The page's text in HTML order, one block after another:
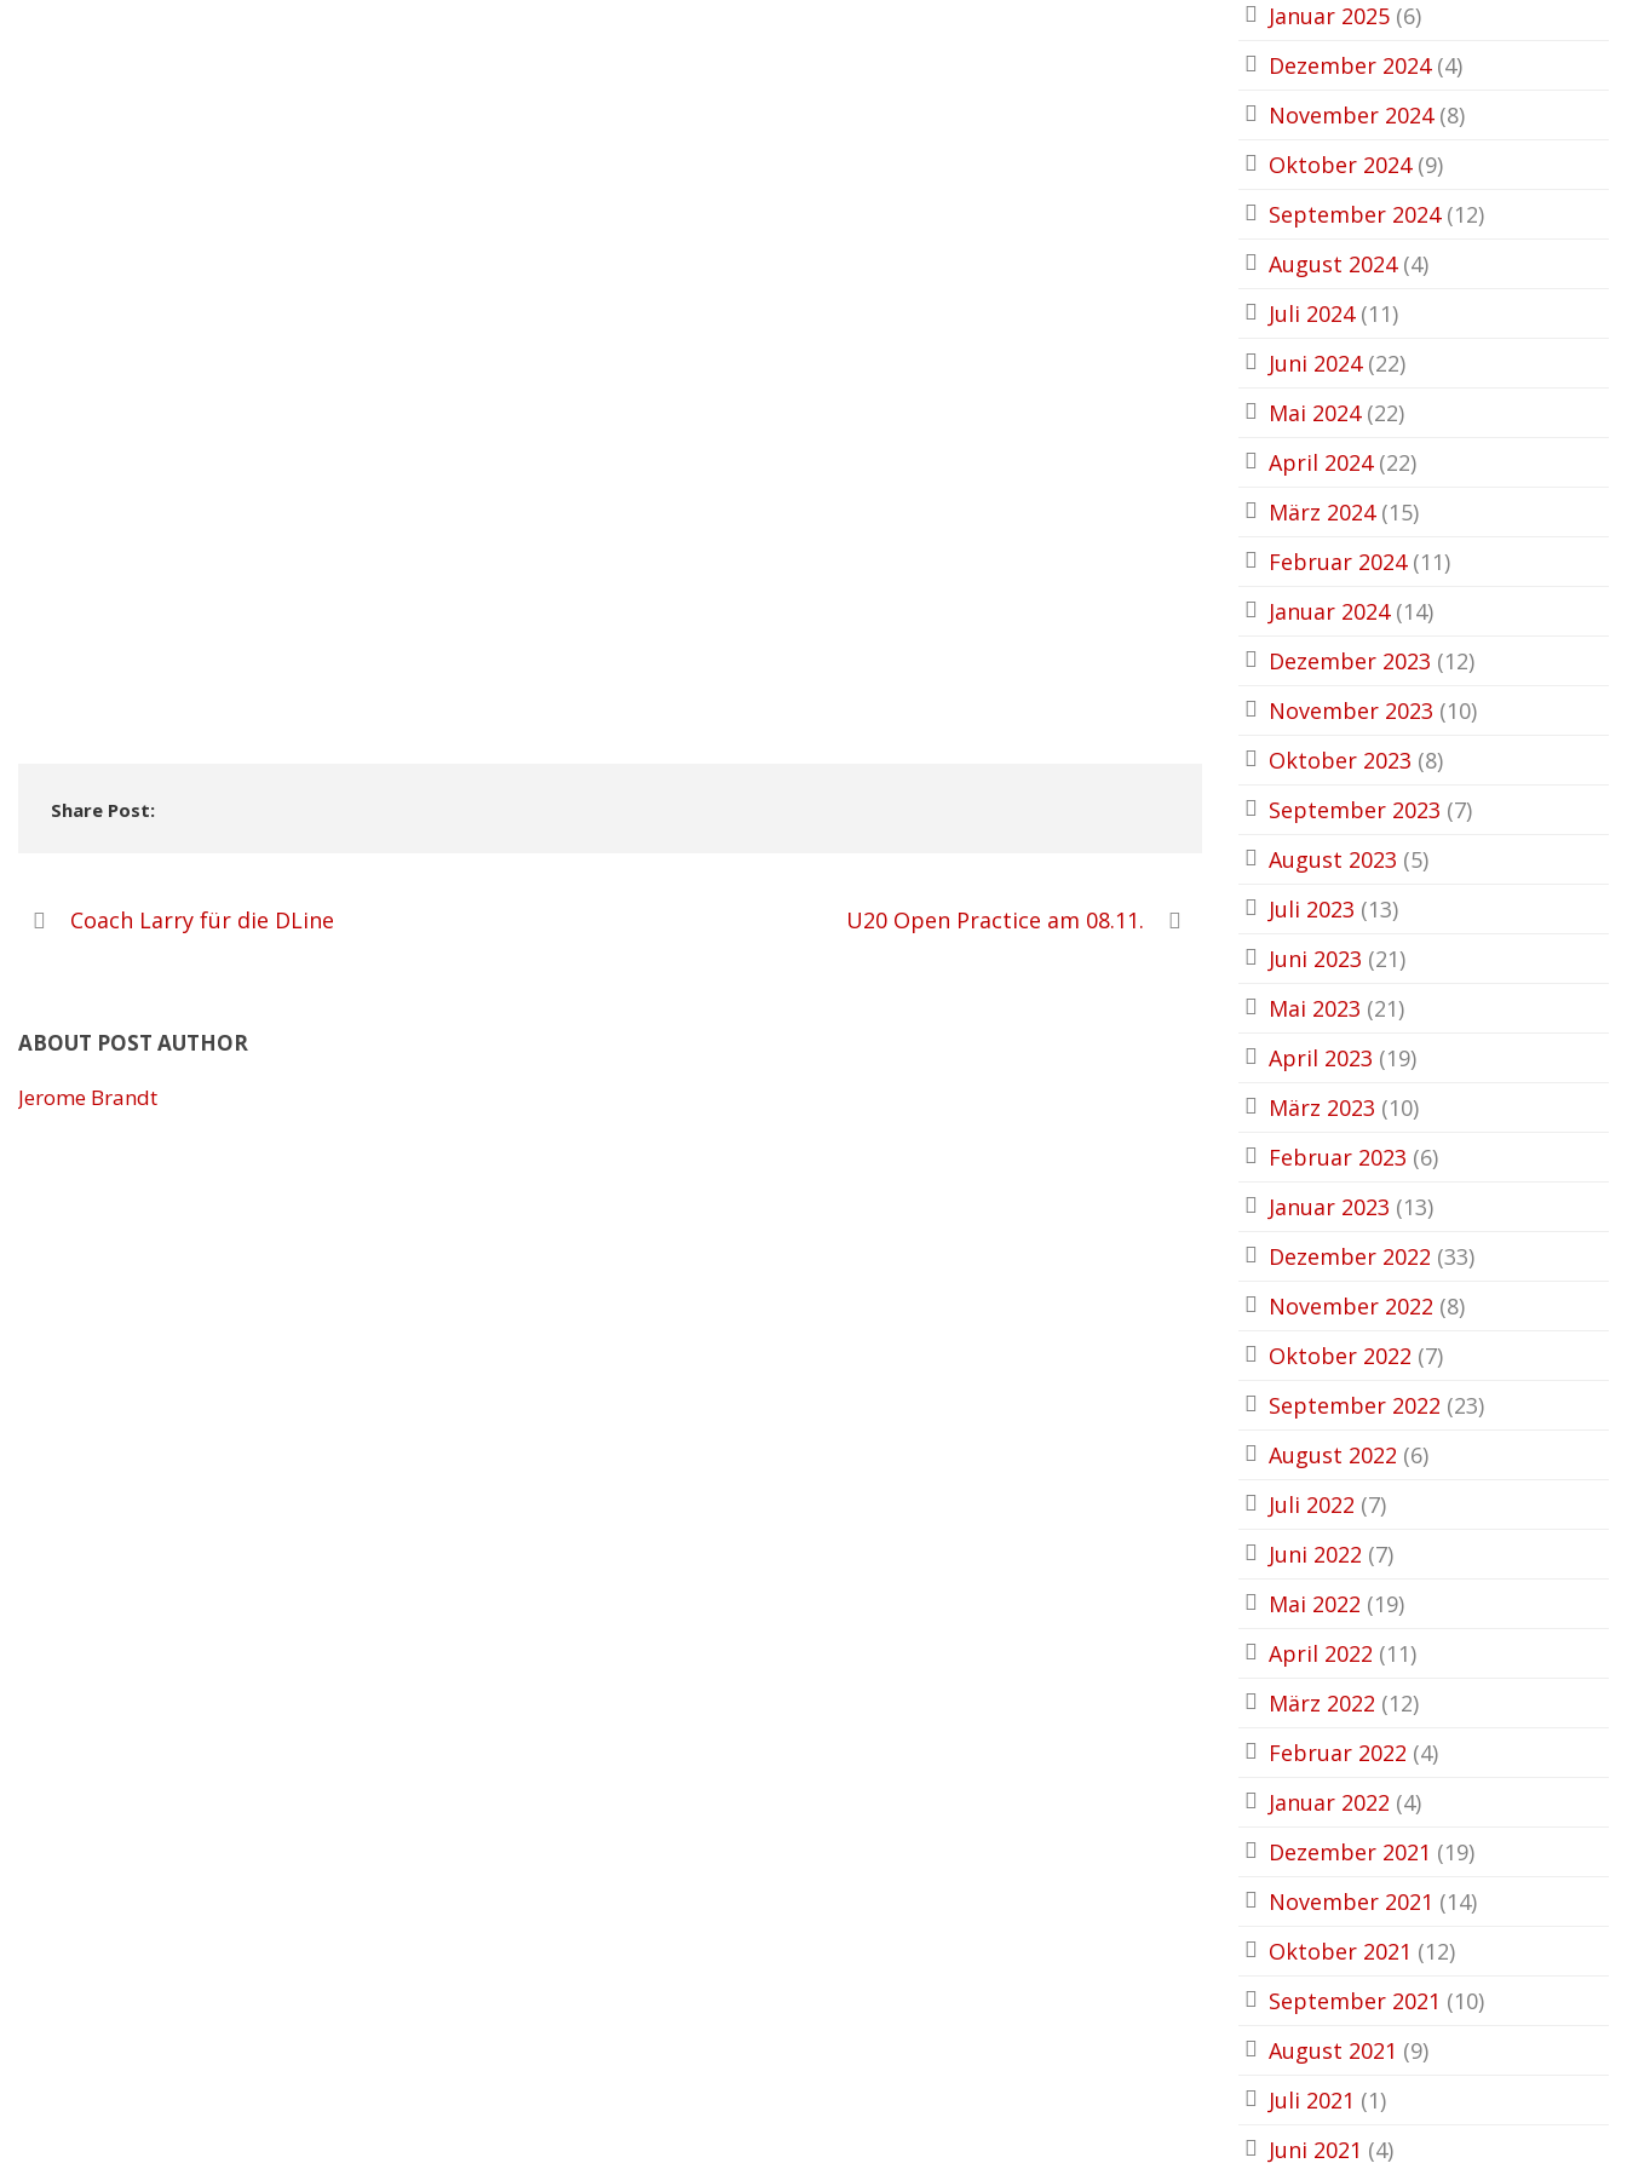
Share Post:
Coach Larry für die DLine U20 Open Practice am 08.11.
ABOUT POST AUTHOR
Jerome Brandt
Januar 2025 (6)
Dezember 2024(4)
November 2024(8)
Oktober 2024(9)
September 2024(12)
August 2024(4)
Juli 2024(11)
Juni 2024(22)
Mai 2024(22)
April 2024(22)
März 2024(15)
Februar 2024(11)
Januar 2024(14)
Dezember 2023 (12)
November 2023 (10)
Oktober 2023 (8)
September 2023 (7)
August 2023 (5)
Juli 2023 (13)
Juni 2023 (21)
Mai 2023 (21)
April 2023 (19)
März 2023 (10)
Februar 2023 (6)
Januar 2023 (13)
Dezember 2022 (33)
November 2022 (8)
Oktober 2022 (7)
September 2022 (23)
August 2022 (6)
Juli 2022 (7)
Juni 2022 (7)
Mai 2022 (19)
April 2022 (11)
März 2022 (12)
Februar 2022 (4)
Januar 2022 (4)
Dezember 2021 (19)
November 2021 (14)
Oktober 2021 (12)
September 2021 (10)
August 2021 (9)
Juli 2021 (1)
Juni 2021 (4)